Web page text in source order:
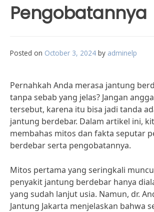
Pengobatannya
Posted on October 3, 2024 by adminelp
Pernahkah Anda merasa jantung
tanpa sebab yang jelas? Jangan
tersebut, karena itu bisa jadi tanda
jantung berdebar. Dalam artikel ini,
membahas mitos dan fakta seputar
berdebar serta pengobatannya.
Mitos pertama yang seringkali
penyakit jantung berdebar hanya
yang sudah lanjut usia. Namun, dr.
Jantung Jakarta menjelaskan bahwa